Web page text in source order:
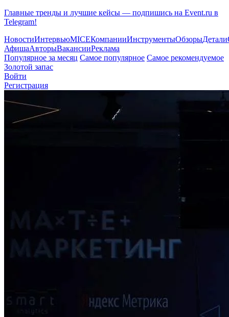
Главные тренды и лучшие кейсы — подпишись на Event.ru в
Telegram!
НовостиИнтервьюMICEКомпанииИнструментыОбзорыДетали
АфишаАвторыВакансииРеклама
Популярное за месяц Самое популярное Самое рекомендуемое
Золотой запас
Войти
Регистрация